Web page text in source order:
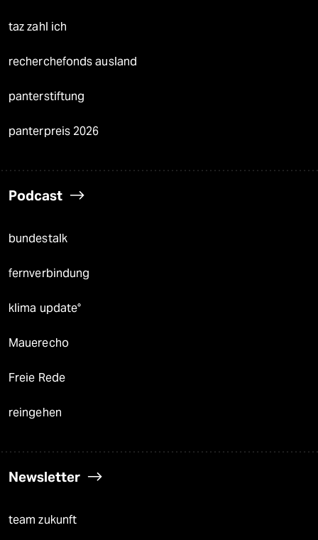
taz zahl ich
recherchefonds ausland
panterstiftung
panterpreis 2026
Podcast
bundestalk
fernverbindung
klima update°
Mauerecho
Freie Rede
reingehen
Newsletter
team zukunft